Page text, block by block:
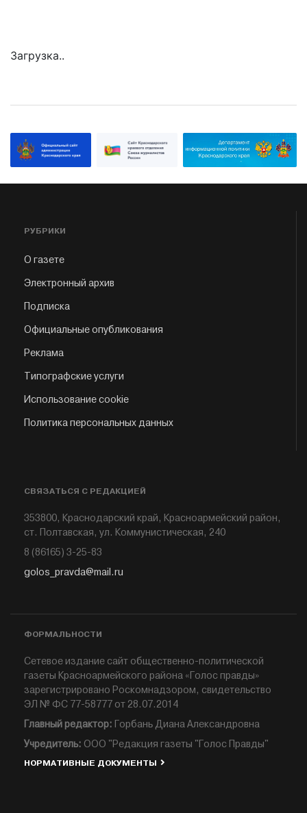
Загрузка..
РУБРИКИ
О газете
Электронный архив
Подписка
Официальные опубликования
Реклама
Типографские услуги
Использование cookie
Политика персональных данных
СВЯЗАТЬСЯ С РЕДАКЦИЕЙ
353800, Краснодарский край, Красноармейский район,
ст. Полтавская, ул. Коммунистическая, 240
8 (86165) 3-25-83
golos_pravda@mail.ru
ФОРМАЛЬНОСТИ
Сетевое издание сайт общественно-политической
газеты Красноармейского района «Голос правды»
зарегистрировано Роскомнадзором, свидетельство
ЭЛ № ФС 77-58777 от 28.07.2014
Главный редактор: Горбань Диана Александровна
Учредитель: ООО "Редакция газеты "Голос Правды"
НОРМАТИВНЫЕ ДОКУМЕНТЫ